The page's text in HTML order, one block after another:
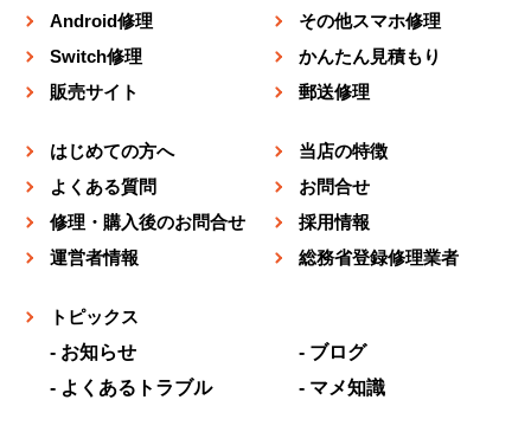
Android修理
その他スマホ修理
Switch修理
かんたん見積もり
販売サイト
郵送修理
はじめての方へ
当店の特徴
よくある質問
お問合せ
修理・購入後のお問合せ
採用情報
運営者情報
総務省登録修理業者
トピックス
お知らせ
ブログ
よくあるトラブル
マメ知識